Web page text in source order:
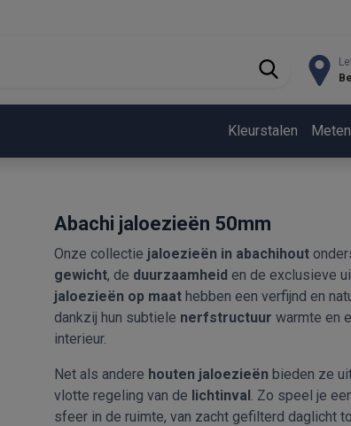
Kleurstalen Meten
Abachi jaloezieën 50mm
Onze collectie jaloezieën in abachihout
gewicht, de duurzaamheid en de exclusieve
jaloezieën op maat hebben een verfijnd en
dankzij hun subtiele nerfstructuur warmte en
interieur.
Net als andere houten jaloezieën bieden ze
vlotte regeling van de lichtinval. Zo speel je
sfeer in de ruimte, van zacht gefilterd daglicht